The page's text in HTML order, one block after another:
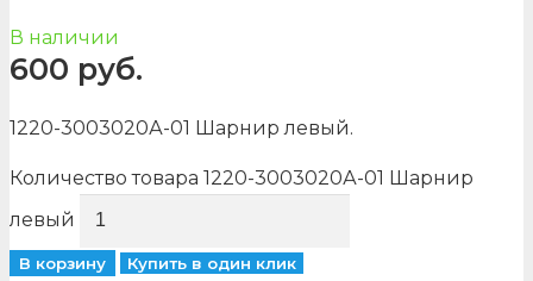
В наличии
600 руб.
1220-3003020А-01 Шарнир левый.
Количество товара 1220-3003020А-01 Шарнир
левый
В корзину Купить в один клик